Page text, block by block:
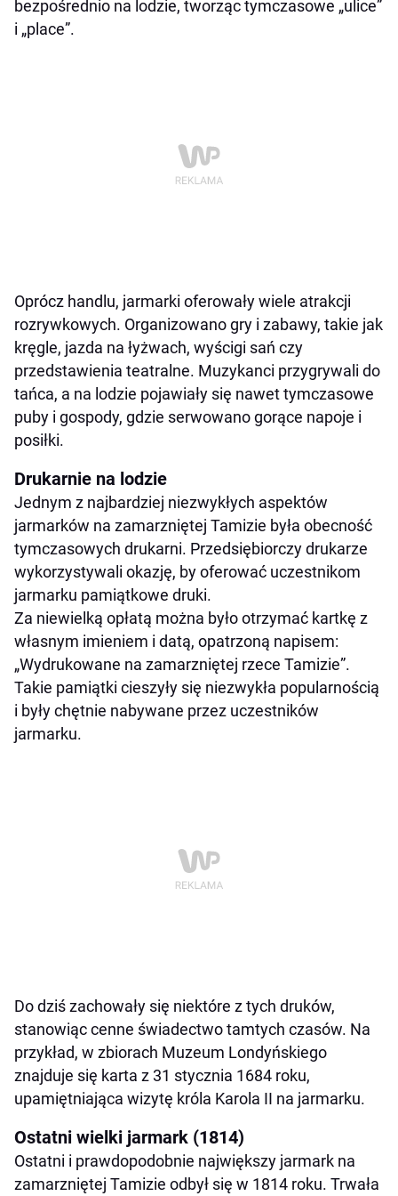
bezpośrednio na lodzie, tworząc tymczasowe „ulice”
i „place”.
Oprócz handlu, jarmarki oferowały wiele atrakcji
rozrywkowych. Organizowano gry i zabawy, takie jak
kręgle, jazda na łyżwach, wyścigi sań czy
przedstawienia teatralne. Muzykanci przygrywali do
tańca, a na lodzie pojawiały się nawet tymczasowe
puby i gospody, gdzie serwowano gorące napoje i
posiłki.
Drukarnie na lodzie
Jednym z najbardziej niezwykłych aspektów
jarmarków na zamarzniętej Tamizie była obecność
tymczasowych drukarni. Przedsiębiorczy drukarze
wykorzystywali okazję, by oferować uczestnikom
jarmarku pamiątkowe druki.
Za niewielką opłatą można było otrzymać kartkę z
własnym imieniem i datą, opatrzoną napisem:
„Wydrukowane na zamarzniętej rzece Tamizie”.
Takie pamiątki cieszyły się niezwykła popularnością
i były chętnie nabywane przez uczestników
jarmarku.
Do dziś zachowały się niektóre z tych druków,
stanowiąc cenne świadectwo tamtych czasów. Na
przykład, w zbiorach Muzeum Londyńskiego
znajduje się karta z 31 stycznia 1684 roku,
upamiętniająca wizytę króla Karola II na jarmarku.
Ostatni wielki jarmark (1814)
Ostatni i prawdopodobnie największy jarmark na
zamarzniętej Tamizie odbył się w 1814 roku. Trwała